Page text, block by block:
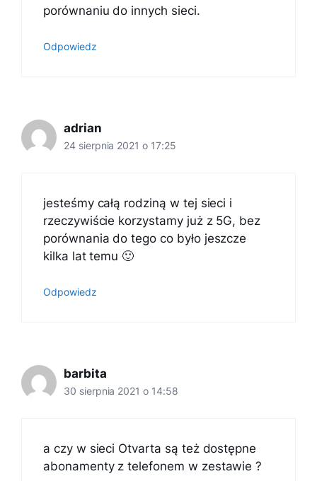
porównaniu do innych sieci.
Odpowiedz
adrian
24 sierpnia 2021 o 17:25
jesteśmy całą rodziną w tej sieci i
rzeczywiście korzystamy już z 5G, bez
porównania do tego co było jeszcze
kilka lat temu 🙂
Odpowiedz
barbita
30 sierpnia 2021 o 14:58
a czy w sieci Otvarta są też dostępne
abonamenty z telefonem w zestawie ?